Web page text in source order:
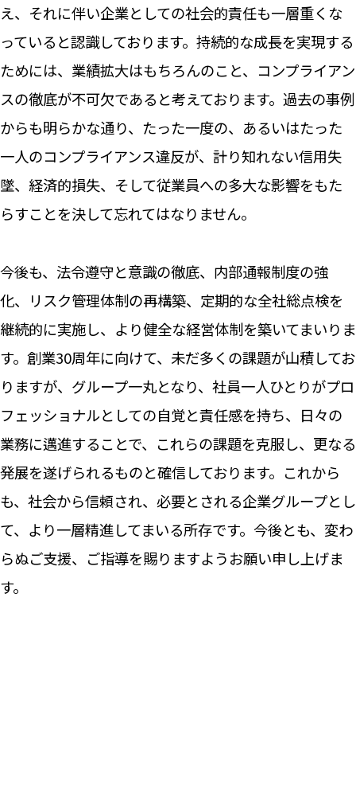
え、それに伴い企業としての社会的責任も一層重くな
っていると認識しております。持続的な成長を実現する
ためには、業績拡大はもちろんのこと、コンプライアン
スの徹底が不可欠であると考えております。過去の事例
からも明らかな通り、たった一度の、あるいはたった
一人のコンプライアンス違反が、計り知れない信用失
墜、経済的損失、そして従業員への多大な影響をもた
らすことを決して忘れてはなりません。
今後も、法令遵守と意識の徹底、内部通報制度の強
化、リスク管理体制の再構築、定期的な全社総点検を
継続的に実施し、より健全な経営体制を築いてまいりま
す。創業30周年に向けて、未だ多くの課題が山積してお
りますが、グループ一丸となり、社員一人ひとりがプロ
フェッショナルとしての自覚と責任感を持ち、日々の
業務に邁進することで、これらの課題を克服し、更なる
発展を遂げられるものと確信しております。これから
も、社会から信頼され、必要とされる企業グループとし
て、より一層精進してまいる所存です。今後とも、変わ
らぬご支援、ご指導を賜りますようお願い申し上げま
す。